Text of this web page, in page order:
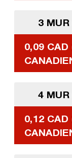
3 MUR
0,09 CAD
4 MUR
0,12 CAD